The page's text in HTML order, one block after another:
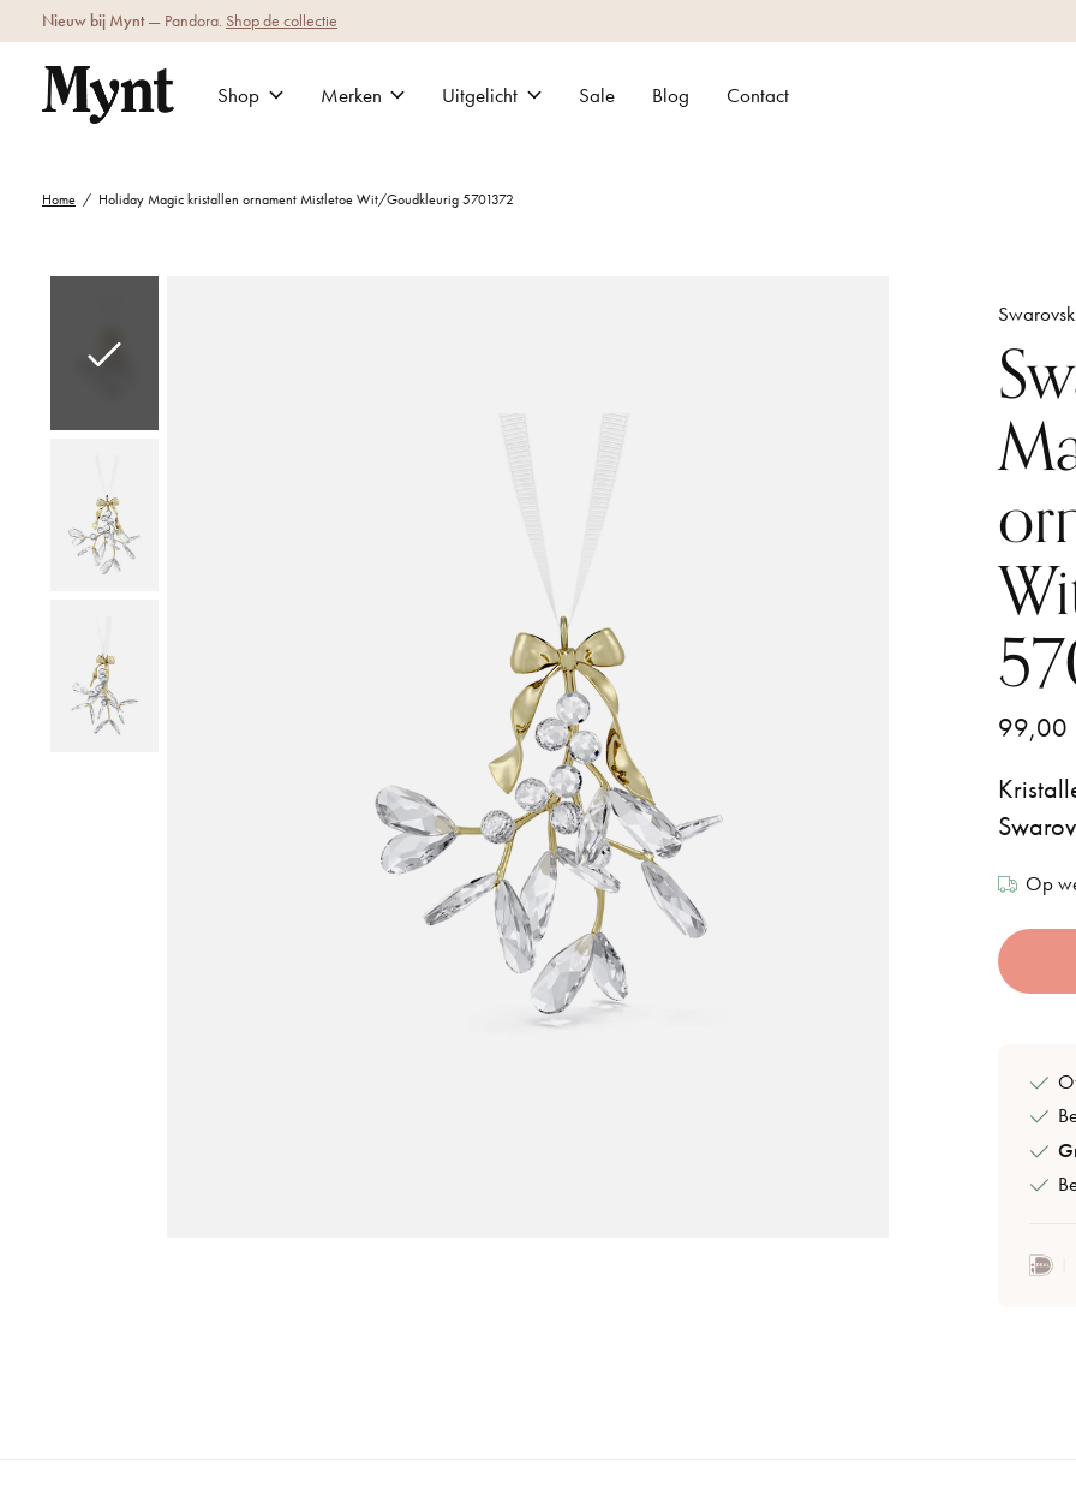
Nieuw bij Mynt— Pandora. Shop de collectie
Shop Merken Uitgelicht Sale Blog Contact
Home / Holiday Magic kristallen ornament Mistletoe Wit/Goudkleurig 5701372
99,00
Op